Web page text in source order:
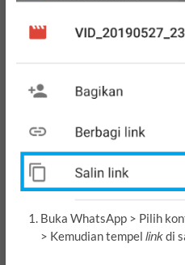
Buka WhatsApp > Pilih
> Kemudian tempel linkdi